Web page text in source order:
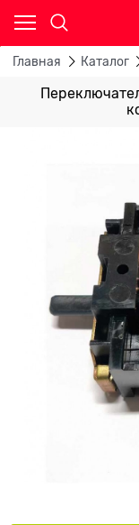
Главная Каталог